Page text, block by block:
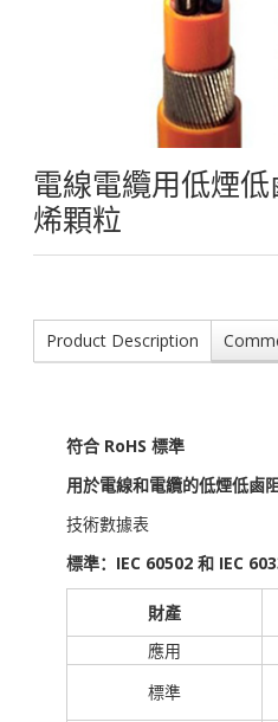
電線電纜用低煙
烯顆粒
Product Description
符合 RoHS 標準
用於電線和電纜的低煙低鹵
技術數據表
標準：IEC 60502 和 IEC
財產
應用
標準